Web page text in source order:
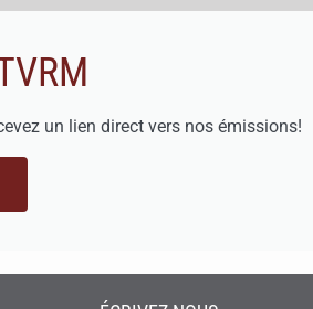
un lien direct vers nos émissions!